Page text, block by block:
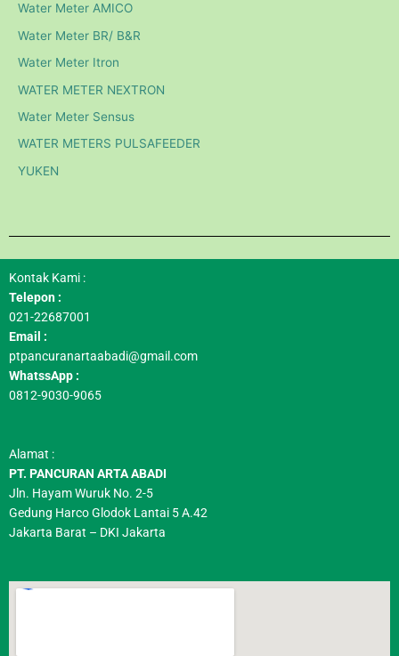
Water Meter AMICO
Water Meter BR/ B&R
Water Meter Itron
WATER METER NEXTRON
Water Meter Sensus
WATER METERS PULSAFEEDER
YUKEN
Kontak Kami :
Telepon :
021-22687001
Email :
ptpancuranartaabadi@gmail.com
WhatssApp :
0812-9030-9065
Alamat :
PT. PANCURAN ARTA ABADI
Jln. Hayam Wuruk No. 2-5
Gedung Harco Glodok Lantai 5 A.42
Jakarta Barat – DKI Jakarta